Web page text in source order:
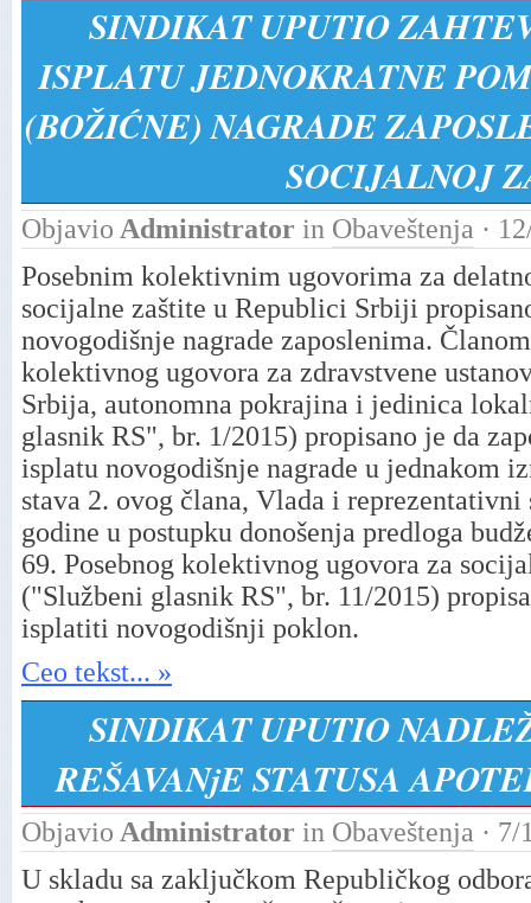
SINDIKAT UPUTIO
ISPLATU JEDNOKRATNE
(BOŽIĆNE) NAGRADE
SOCIJALNOJ
Objavio Administrator in Obaveštenja ·
Posebnim kolektivnim ugovorima za
socijalne zaštite u Republici Srbiji
novogodišnje nagrade zaposlenima.
kolektivnog ugovora za zdravstvene
Srbija, autonomna pokrajina i jedinica
glasnik RS", br. 1/2015) propisano je da
isplatu novogodišnje nagrade u jednakom
stava 2. ovog člana, Vlada i
godine u postupku donošenja predloga
69. Posebnog kolektivnog ugovora za
("Službeni glasnik RS", br. 11/2015)
isplatiti novogodišnji poklon.
Ceo tekst... »
SINDIKAT UPUTIO
REŠAVANjE STATUSA
Objavio Administrator in Obaveštenja ·
U skladu sa zaključkom Republičkog